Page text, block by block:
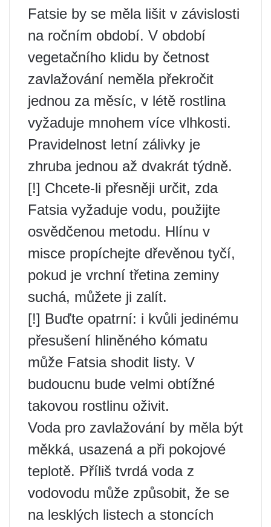
Fatsie by se měla lišit v závislosti
na ročním období. V období
vegetačního klidu by četnost
zavlažování neměla překročit
jednou za měsíc, v létě rostlina
vyžaduje mnohem více vlhkosti.
Pravidelnost letní zálivky je
zhruba jednou až dvakrát týdně.
[!] Chcete-li přesněji určit, zda
Fatsia vyžaduje vodu, použijte
osvědčenou metodu. Hlínu v
misce propíchejte dřevěnou tyčí,
pokud je vrchní třetina zeminy
suchá, můžete ji zalít.
[!] Buďte opatrní: i kvůli jedinému
přesušení hliněného kómatu
může Fatsia shodit listy. V
budoucnu bude velmi obtížné
takovou rostlinu oživit.
Voda pro zavlažování by měla být
měkká, usazená a při pokojové
teplotě. Příliš tvrdá voda z
vodovodu může způsobit, že se
na lesklých listech a stoncích